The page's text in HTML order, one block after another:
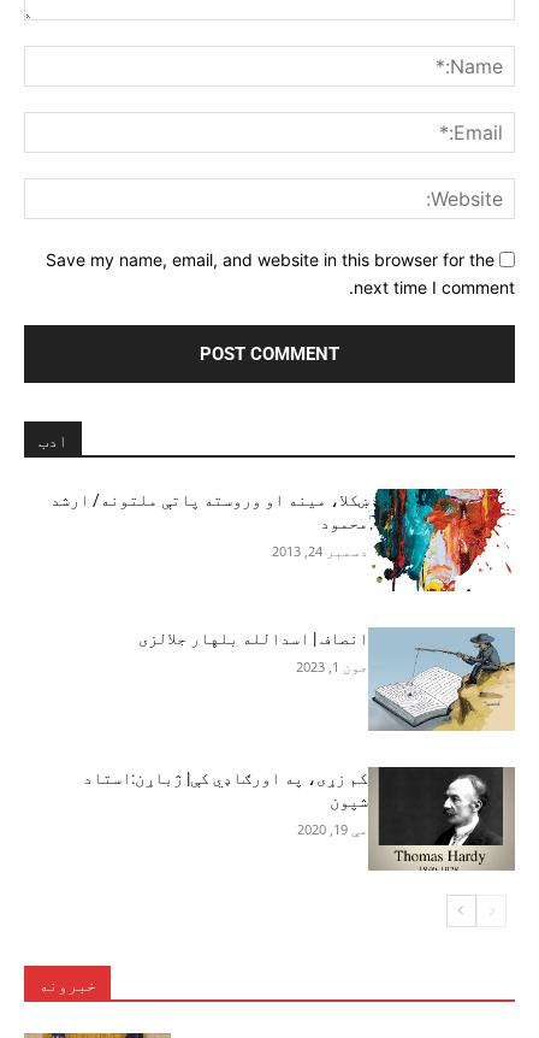
Save my name, email, and website in this browser for the
next time I comment.
ادب
ښکلا، مينه او وروسته پاتې ملتونه/ ارشد
محمود
دسمبر 24, 2013
انصاف | اسدالله بلهار جلالزی
جون 1, 2023
کم زړی، په اورګاډي کې| ژباړن:استاد
شپون
مې 19, 2020
خبرونه